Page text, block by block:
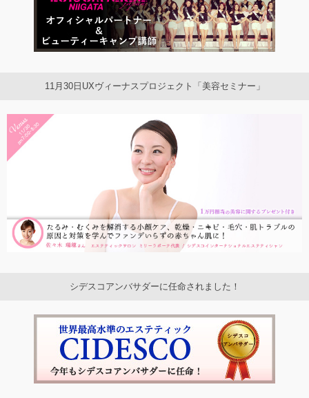
11月30日UXヴィーナスプロジェクト「美容セミナー」
シデスコアンバサダーに任命されました！